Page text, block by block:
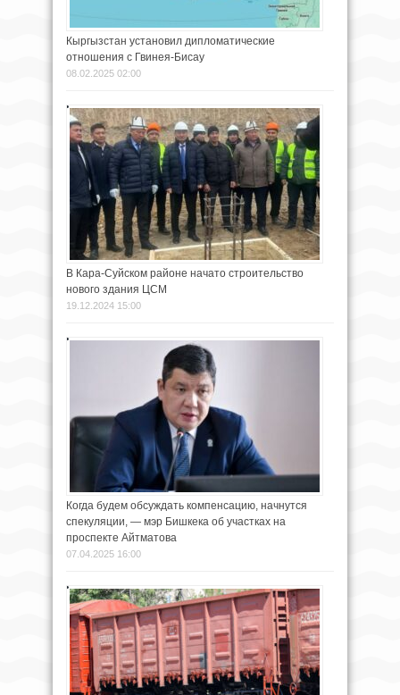
Кыргызстан установил дипломатические
отношения с Гвинея-Бисау
08.02.2025 02:00
В Кара-Суйском районе начато строительство
нового здания ЦСМ
19.12.2024 15:00
Когда будем обсуждать компенсацию, начнутся
спекуляции, — мэр Бишкека об участках на
проспекте Айтматова
07.04.2025 16:00